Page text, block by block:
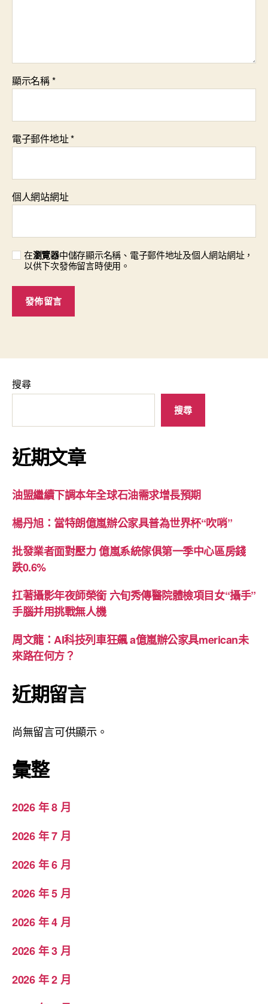
顯示名稱*
電子郵件地址*
個人網站網址
在瀏覽器中儲存顯示名稱、電子郵件地址及個人網站網址，
以供下次發佈留言時使用。
搜尋
搜尋
近期文章
油盟繼續下調本年全球石油需求增長預期
楊丹旭：當特朗億嵐辦公家具普為世界杯“吹哨”
批發業者面對壓力 億嵐系統傢俱第一季中心區房錢
跌0.6%
扛著攝影年夜師榮銜 六旬秀傳醫院體檢項目女“攝手”
手腦并用挑戰無人機
周文龍：AI科技列車狂飆 a億嵐辦公家具merican未
來路在何方？
近期留言
尚無留言可供顯示。
彙整
2026 年 8 月
2026 年 7 月
2026 年 6 月
2026 年 5 月
2026 年 4 月
2026 年 3 月
2026 年 2 月